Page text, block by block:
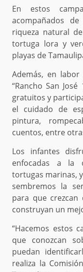
En estos
acompañados
riqueza natural
tortuga lora y
playas de
Además, en
“Rancho San
gratuitos y
el cuidado de
pintura,
cuentos, entre
Los infantes
enfocadas a la
tortugas marinas,
sembremos la
para que
construyan un
“Hacemos estos
que conozcan
puedan
realiza la